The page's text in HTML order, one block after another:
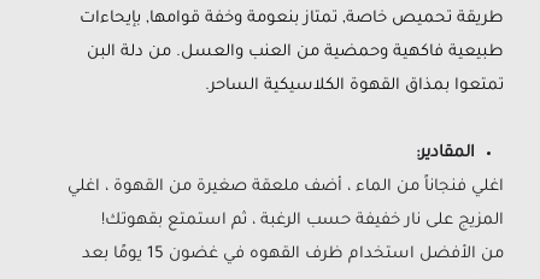
طريقة تحميص خاصة, تمتاز بنعومة وخفة قوامها, بإيحاءات
طبيعية فاكهية وحمضية من العنب والعسل. من دلة البن
تمتعوا بمذاق القهوة الكلاسيكية الساحر.
المقادير:
اغلي فنجاناً من الماء ، أضف ملعقة صغيرة من القهوة ، اغلي
المزيج على نار خفيفة حسب الرغبة ، ثم استمتع بقهوتك!
من الأفضل استخدام ظرف القهوه في غضون 15 يومًا بعد